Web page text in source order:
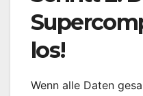
los!
Wenn alle Daten